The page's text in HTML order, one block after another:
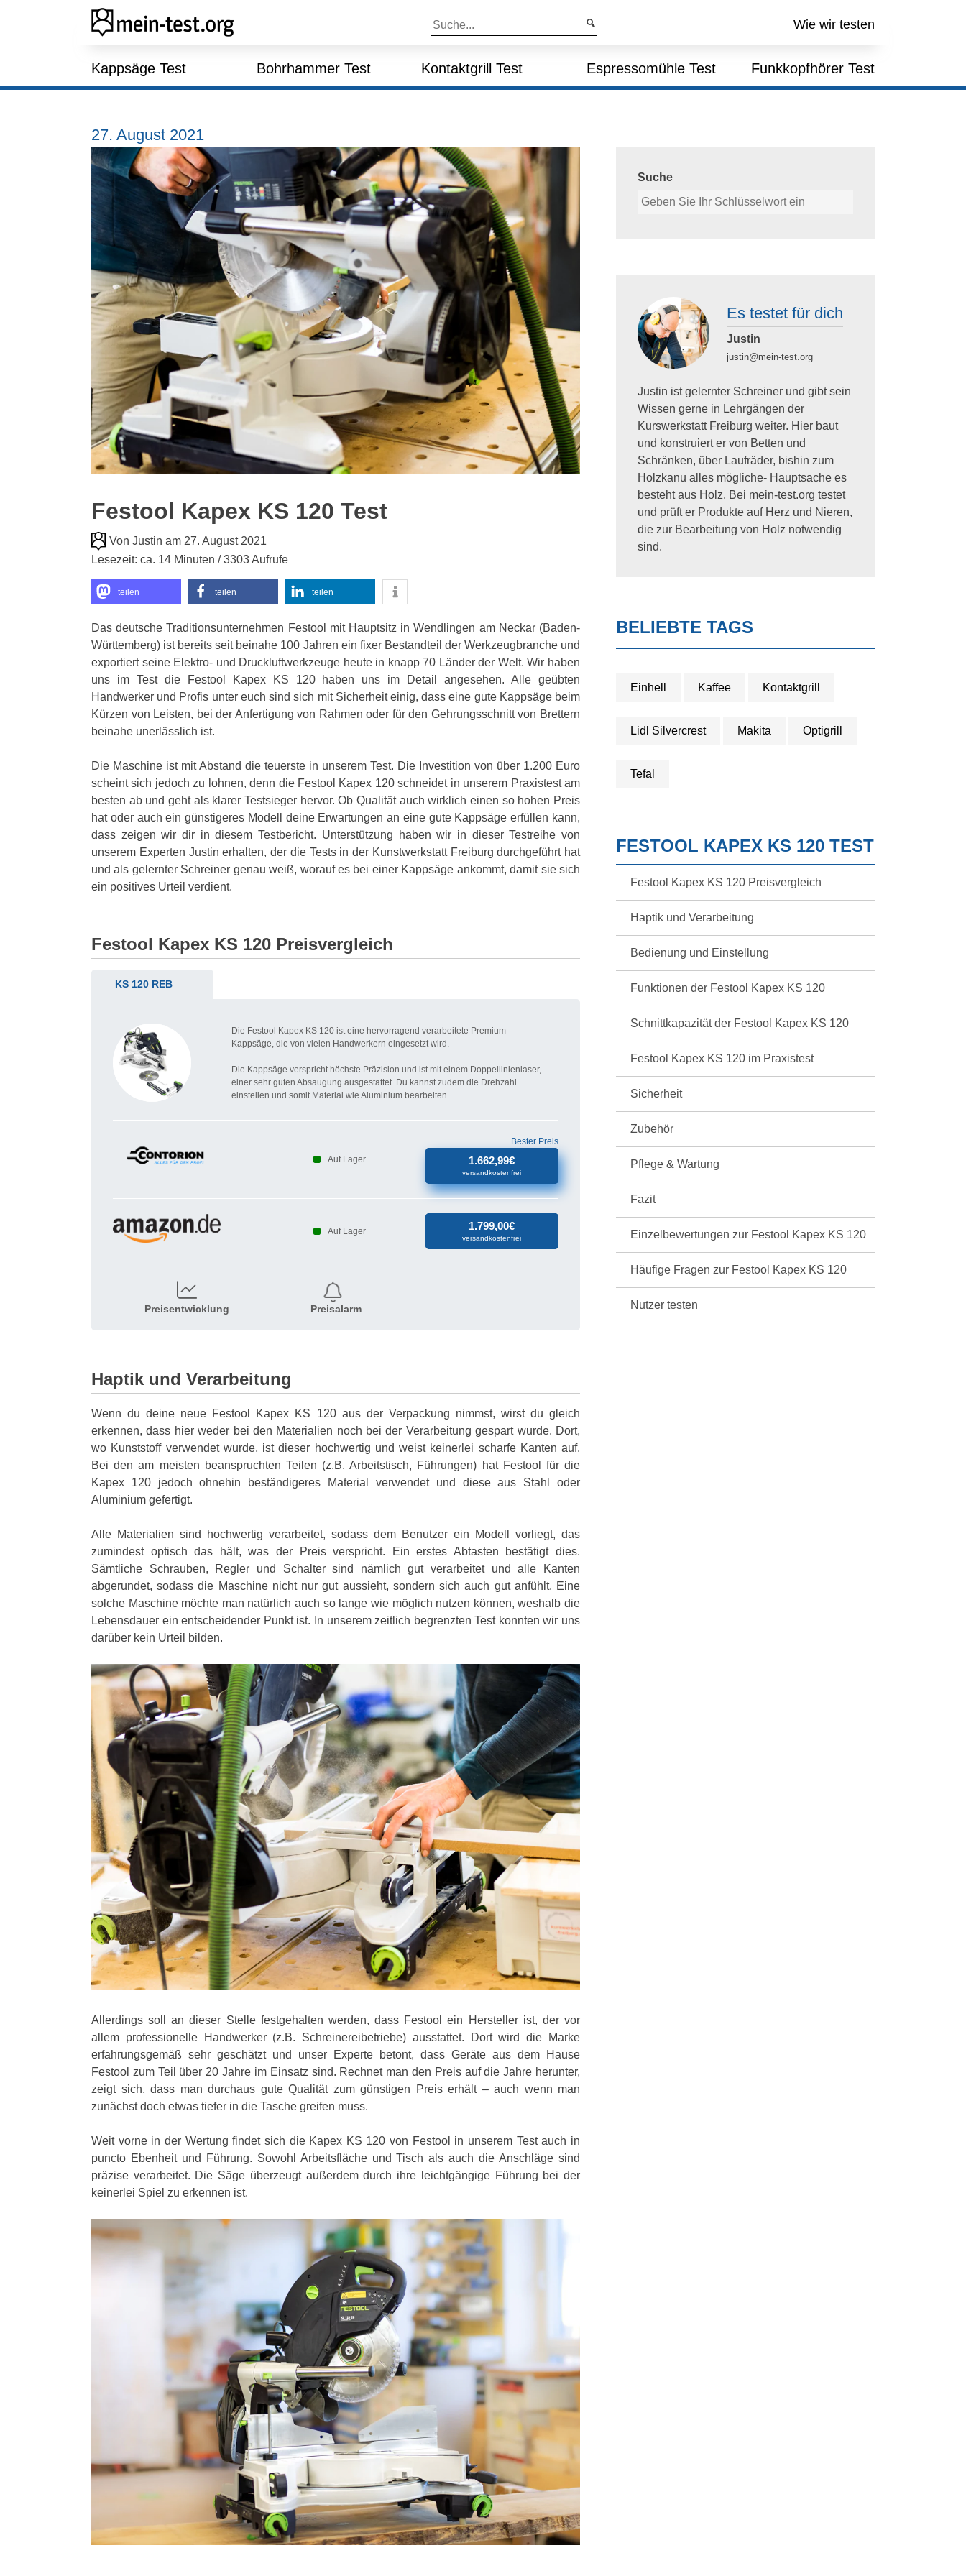
Wie wir testen
Kappsäge Test Bohrhammer Test Kontaktgrill Test Espressomühle Test Funkkopfhörer Test
27. August 2021
Festool Kapex KS 120 Test
Von Justin am 27. August 2021
Lesezeit: ca. 14 Minuten / 3303 Aufrufe
teilen teilen teilen
Das deutsche Traditionsunternehmen Festool mit Hauptsitz in Wendlingen am Neckar (Baden-
Württemberg) ist bereits seit beinahe 100 Jahren ein fixer Bestandteil der Werkzeugbranche und
exportiert seine Elektro- und Druckluftwerkzeuge heute in knapp 70 Länder der Welt. Wir haben
uns im Test die Festool Kapex KS 120 haben uns im Detail angesehen. Alle geübten
Handwerker und Profis unter euch sind sich mit Sicherheit einig, dass eine gute Kappsäge beim
Kürzen von Leisten, bei der Anfertigung von Rahmen oder für den Gehrungsschnitt von Brettern
beinahe unerlässlich ist.
Die Maschine ist mit Abstand die teuerste in unserem Test. Die Investition von über 1.200 Euro
scheint sich jedoch zu lohnen, denn die Festool Kapex 120 schneidet in unserem Praxistest am
besten ab und geht als klarer Testsieger hervor. Ob Qualität auch wirklich einen so hohen Preis
hat oder auch ein günstigeres Modell deine Erwartungen an eine gute Kappsäge erfüllen kann,
dass zeigen wir dir in diesem Testbericht. Unterstützung haben wir in dieser Testreihe von
unserem Experten Justin erhalten, der die Tests in der Kunstwerkstatt Freiburg durchgeführt hat
und als gelernter Schreiner genau weiß, worauf es bei einer Kappsäge ankommt, damit sie sich
ein positives Urteil verdient.
Festool Kapex KS 120 Preisvergleich
KS 120 REB
Die Festool Kapex KS 120 ist eine hervorragend verarbeitete Premium-
Kappsäge, die von vielen Handwerkern eingesetzt wird.
Die Kappsäge verspricht höchste Präzision und ist mit einem Doppellinienlaser,
einer sehr guten Absaugung ausgestattet. Du kannst zudem die Drehzahl
einstellen und somit Material wie Aluminium bearbeiten.
Auf Lager
Bester Preis
1.662,99€
versandkostenfrei
Auf Lager 1.799,00€
versandkostenfrei
Preisentwicklung Preisalarm
Haptik und Verarbeitung
Wenn du deine neue Festool Kapex KS 120 aus der Verpackung nimmst, wirst du gleich
erkennen, dass hier weder bei den Materialien noch bei der Verarbeitung gespart wurde. Dort,
wo Kunststoff verwendet wurde, ist dieser hochwertig und weist keinerlei scharfe Kanten auf.
Bei den am meisten beanspruchten Teilen (z.B. Arbeitstisch, Führungen) hat Festool für die
Kapex 120 jedoch ohnehin beständigeres Material verwendet und diese aus Stahl oder
Aluminium gefertigt.
Alle Materialien sind hochwertig verarbeitet, sodass dem Benutzer ein Modell vorliegt, das
zumindest optisch das hält, was der Preis verspricht. Ein erstes Abtasten bestätigt dies.
Sämtliche Schrauben, Regler und Schalter sind nämlich gut verarbeitet und alle Kanten
abgerundet, sodass die Maschine nicht nur gut aussieht, sondern sich auch gut anfühlt. Eine
solche Maschine möchte man natürlich auch so lange wie möglich nutzen können, weshalb die
Lebensdauer ein entscheidender Punkt ist. In unserem zeitlich begrenzten Test konnten wir uns
darüber kein Urteil bilden.
Allerdings soll an dieser Stelle festgehalten werden, dass Festool ein Hersteller ist, der vor
allem professionelle Handwerker (z.B. Schreinereibetriebe) ausstattet. Dort wird die Marke
erfahrungsgemäß sehr geschätzt und unser Experte betont, dass Geräte aus dem Hause
Festool zum Teil über 20 Jahre im Einsatz sind. Rechnet man den Preis auf die Jahre herunter,
zeigt sich, dass man durchaus gute Qualität zum günstigen Preis erhält – auch wenn man
zunächst doch etwas tiefer in die Tasche greifen muss.
Weit vorne in der Wertung findet sich die Kapex KS 120 von Festool in unserem Test auch in
puncto Ebenheit und Führung. Sowohl Arbeitsfläche und Tisch als auch die Anschläge sind
präzise verarbeitet. Die Säge überzeugt außerdem durch ihre leichtgängige Führung bei der
keinerlei Spiel zu erkennen ist.
Suche
Es testet für dich
Justin
justin@mein-test.org
Justin ist gelernter Schreiner und gibt sein
Wissen gerne in Lehrgängen der
Kurswerkstatt Freiburg weiter. Hier baut
und konstruiert er von Betten und
Schränken, über Laufräder, bishin zum
Holzkanu alles mögliche- Hauptsache es
besteht aus Holz. Bei mein-test.org testet
und prüft er Produkte auf Herz und Nieren,
die zur Bearbeitung von Holz notwendig
sind.
BELIEBTE TAGS
Einhell Kaffee Kontaktgrill
Lidl Silvercrest Makita Optigrill
Tefal
FESTOOL KAPEX KS 120 TEST
Festool Kapex KS 120 Preisvergleich
Haptik und Verarbeitung
Bedienung und Einstellung
Funktionen der Festool Kapex KS 120
Schnittkapazität der Festool Kapex KS 120
Festool Kapex KS 120 im Praxistest
Sicherheit
Zubehör
Pflege & Wartung
Fazit
Einzelbewertungen zur Festool Kapex KS 120
Häufige Fragen zur Festool Kapex KS 120
Nutzer testen